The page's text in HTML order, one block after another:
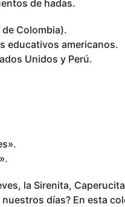
de hadas.
Colombia).
educativos americanos.
Unidos y Perú.
la Sirenita,
días? En esta